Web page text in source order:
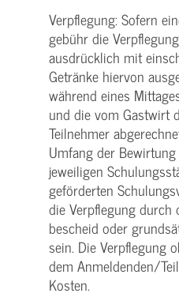
Verpflegung: Sofern
gebühr die
ausdrücklich mit
Getränke hiervon
während eines
und die vom Gastwirt
Teilnehmer
Umfang der
jeweiligen
geförderten
die Verpflegung
bescheid oder
sein. Die Verpflegung
dem Anmeldenden/­
Kosten.